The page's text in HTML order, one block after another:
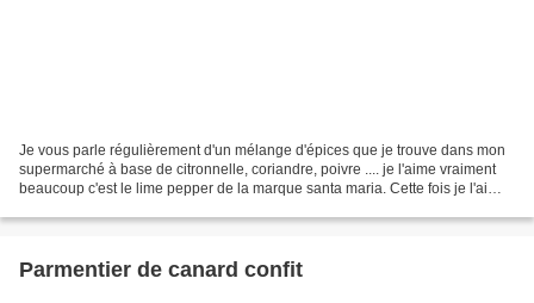
Je vous parle régulièrement d'un mélange d'épices que je trouve dans mon
supermarché à base de citronnelle, coriandre, poivre .... je l'aime vraiment
beaucoup c'est le lime pepper de la marque santa maria. Cette fois je l'ai
Parmentier de canard confit